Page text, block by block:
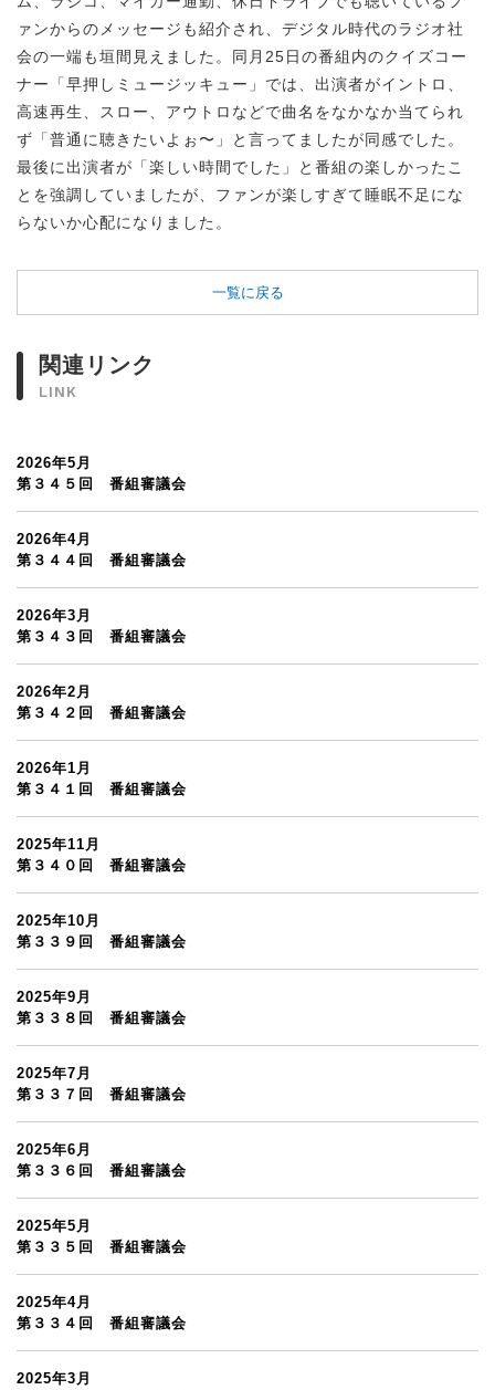
ァンからのメッセージも紹介され、デジタル時代のラジオ社
会の一端も垣間見えました。同月25日の番組内のクイズコー
ナー「早押しミュージッキュー」では、出演者がイントロ、
高速再生、スロー、アウトロなどで曲名をなかなか当てられ
ず「普通に聴きたいよぉ〜」と言ってましたが同感でした。
最後に出演者が「楽しい時間でした」と番組の楽しかったこ
とを強調していましたが、ファンが楽しすぎて睡眠不足にな
らないか心配になりました。
一覧に戻る
関連リンク
LINK
2026年5月
第３４５回 番組審議会
2026年4月
第３４４回 番組審議会
2026年3月
第３４３回 番組審議会
2026年2月
第３４２回 番組審議会
2026年1月
第３４１回 番組審議会
2025年11月
第３４０回 番組審議会
2025年10月
第３３９回 番組審議会
2025年9月
第３３８回 番組審議会
2025年7月
第３３７回 番組審議会
2025年6月
第３３６回 番組審議会
2025年5月
第３３５回 番組審議会
2025年4月
第３３４回 番組審議会
2025年3月